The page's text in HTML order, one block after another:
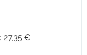
27,35 €